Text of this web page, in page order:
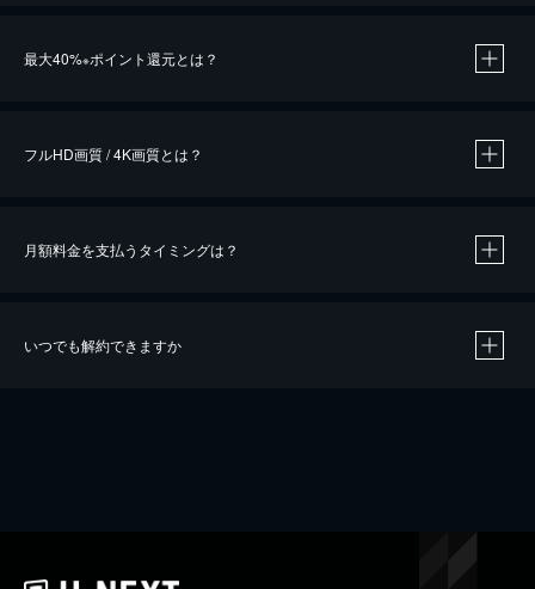
最大40%※ポイント還元とは？
※40％ポイント還元の対象は、クレジットカード決済による作品の購入 / レンタルです。
iOSアプリのUコイン決済による作品の購入 / レンタルは、20％のポイント還元です。
フルHD画質 / 4K画質とは？
月額料金を支払うタイミングは？
いつでも解約できますか